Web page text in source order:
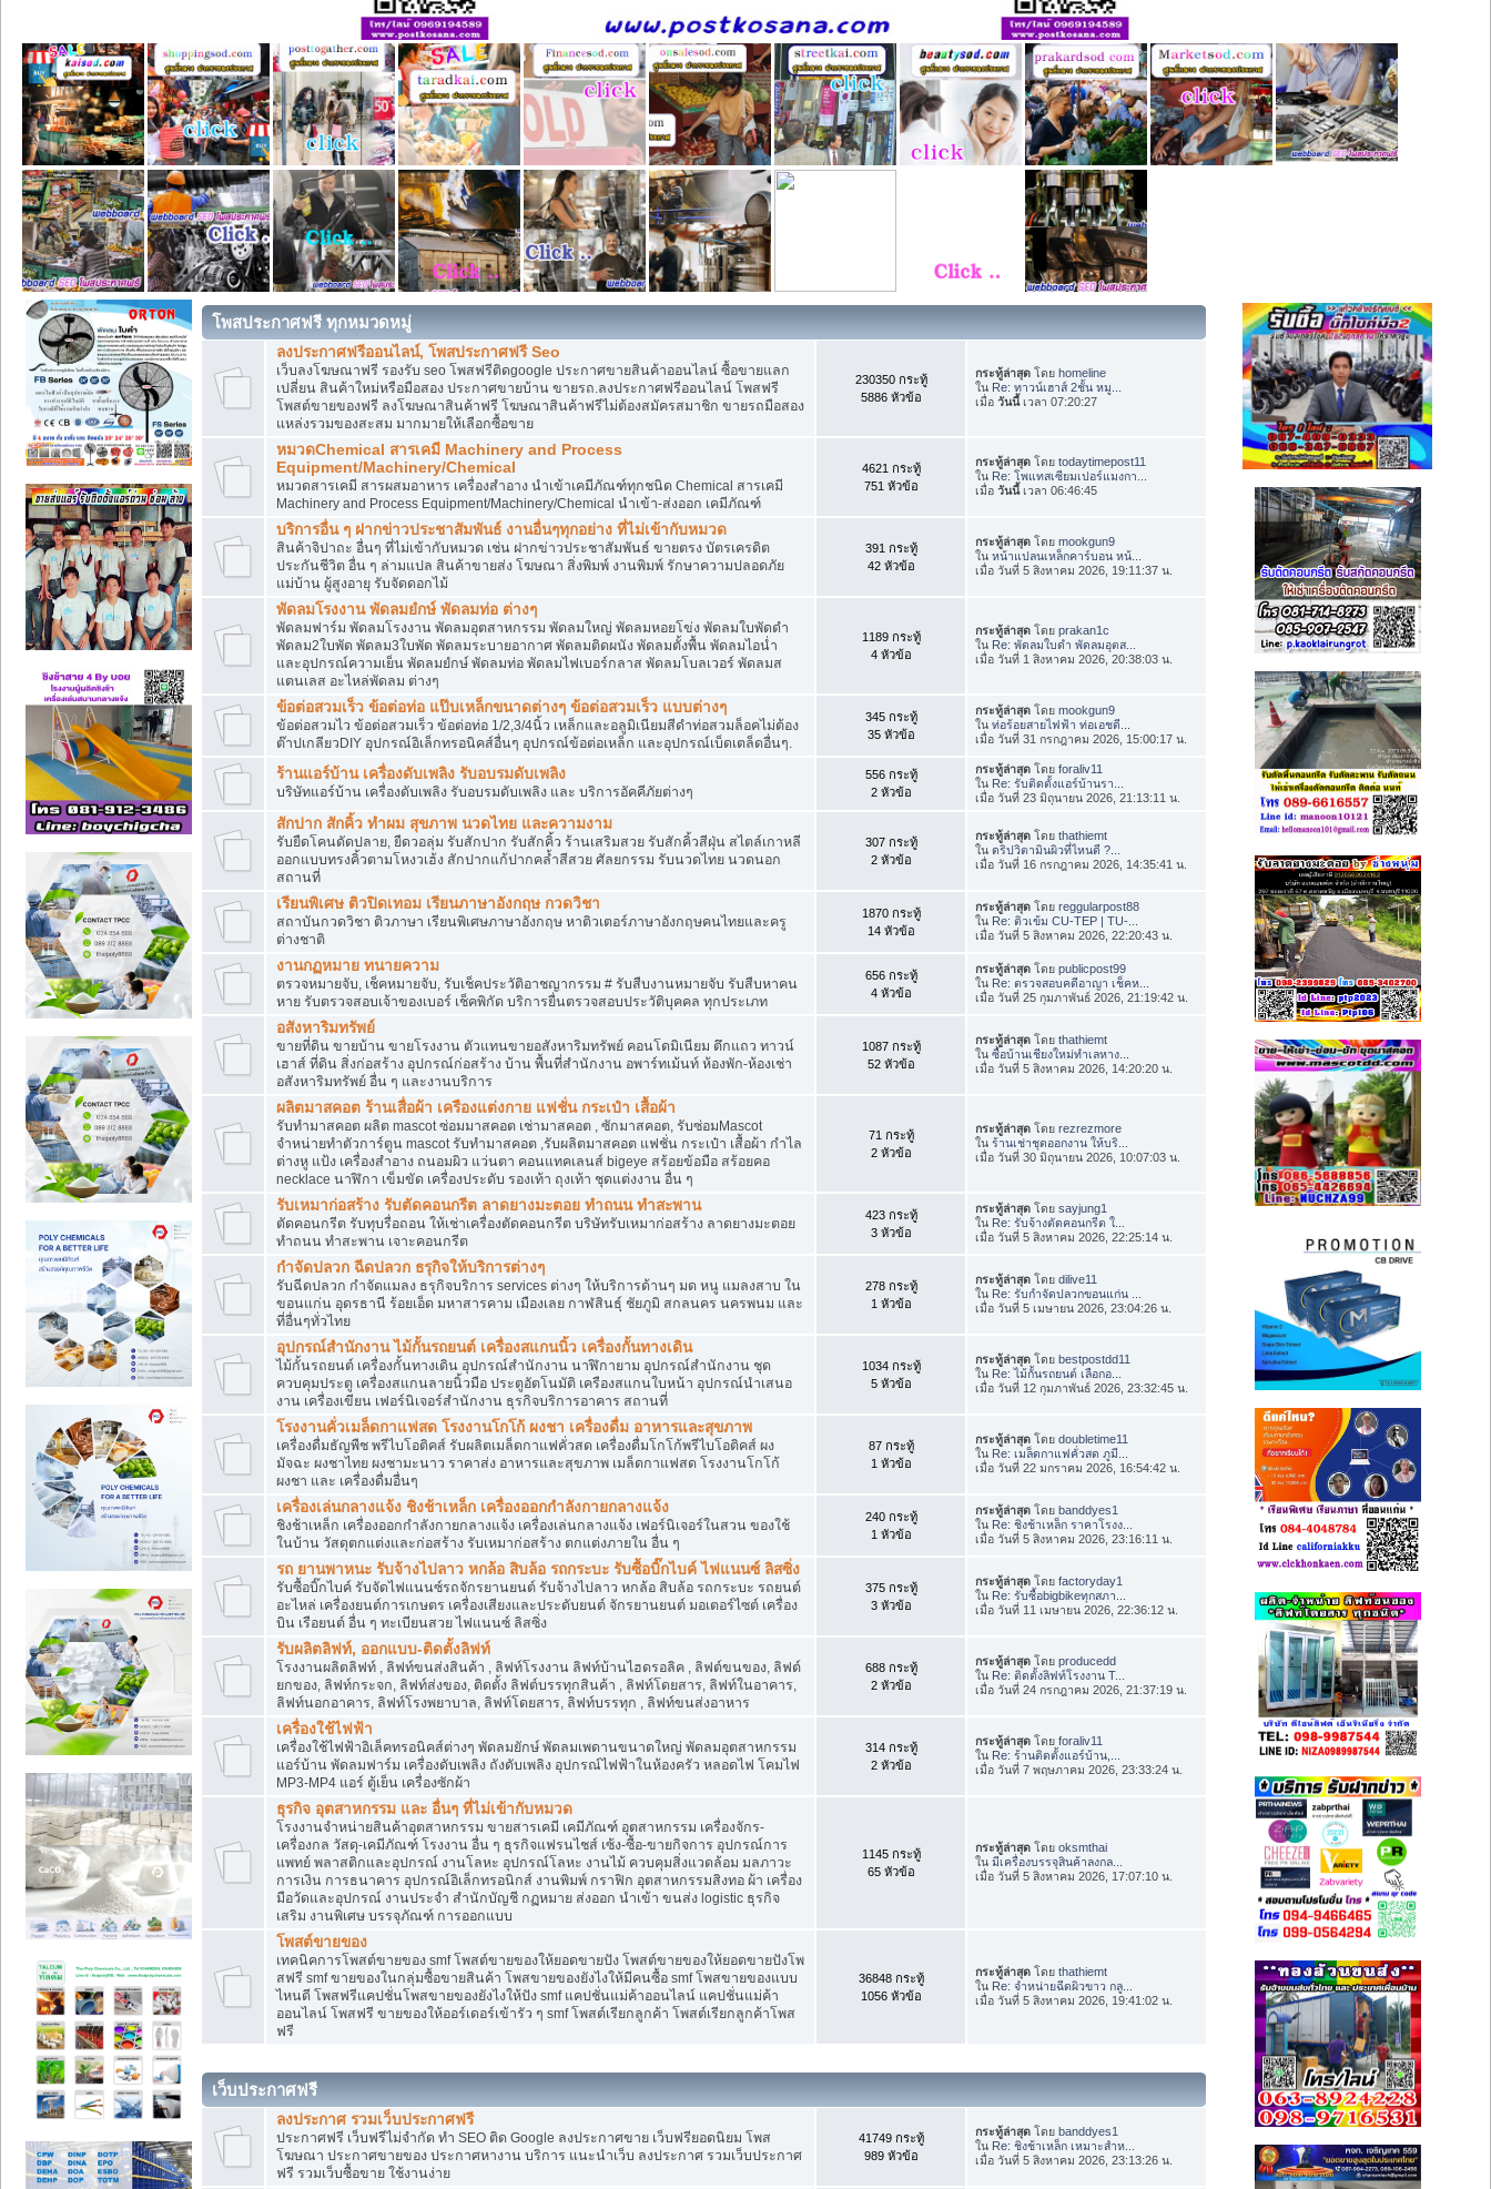
โพสประกาศฟรี ทุกหมวดหมู่
ลงประกาศฟรีออนไลน์, โพสประกาศฟรี Seo
เว็บลงโฆษณาฟรี รองรับ seo โพสฟรีติดgoogle ประกาศขายสินค้าออนไลน์ ซื้อขายแลก
เปลี่ยน สินค้าใหม่หรือมือสอง ประกาศขายบ้าน ขายรถ.ลงประกาศฟรีออนไลน์ โพสฟรี
โพสต์ขายของฟรี ลงโฆษณาสินค้าฟรี โฆษณาสินค้าฟรีไม่ต้องสมัครสมาชิก ขายรถมือสอง
แหล่งรวมของสะสม มากมายให้เลือกซื้อขาย
230350 กระทู้
5886 หัวข้อ
กระทู้ล่าสุด โดยhomeline
ใน Re: ทาวน์เฮาส์ 2ชั้น หมู...
เมื่อวันนี้เวลา 07:20:27
หมวดChemical สารเคมี Machinery and Process
Equipment/Machinery/Chemical
หมวดสารเคมี สารผสมอาหาร เครื่องสำอาง นำเข้าเคมีภัณฑ์ทุกชนิด Chemical สารเคมี
Machinery and Process Equipment/Machinery/Chemical นำเข้า-ส่งออก เคมีภัณฑ์
4621 กระทู้
751 หัวข้อ
กระทู้ล่าสุด โดยtodaytimepost11
ใน Re: โพแทสเซียมเปอร์แมงกา...
เมื่อวันนี้เวลา 06:46:45
บริการอื่น ๆ ฝากข่าวประชาสัมพันธ์ งานอื่นๆทุกอย่าง ที่ไม่เข้ากับหมวด
สินค้าจิปาถะ อื่นๆ ที่ไม่เข้ากับหมวด เช่น ฝากข่าวประชาสัมพันธ์ ขายตรง บัตรเครดิต
ประกันชีวิต อื่น ๆ ล่ามแปล สินค้าขายส่ง โฆษณา สิ่งพิมพ์ งานพิมพ์ รักษาความปลอดภัย
แม่บ้าน ผู้สูงอายุ รับจัดดอกไม้
391 กระทู้
42 หัวข้อ
กระทู้ล่าสุด โดยmookgun9
ในหน้าแปลนเหล็กคาร์บอน หน้...
เมื่อ วันที่ 5 สิงหาคม 2026, 19:11:37 น.
พัดลมโรงงาน พัดลมยํกษ์ พัดลมท่อ ต่างๆ
พัดลมฟาร์ม พัดลมโรงงาน พัดลมอุตสาหกรรม พัดลมใหญ่ พัดลมหอยโข่ง พัดลมใบพัดดำ
พัดลม2ใบพัด พัดลม3ใบพัด พัดลมระบายอากาศ พัดลมติดผนัง พัดลมตั้งพื้น พัดลมไอน่ำ
และอุปกรณ์ความเย็น พัดลมยํกษ์ พัดลมท่อ พัดลมไฟเบอร์กลาส พัดลมโบลเวอร์ พัดลมส
แตนเลส อะไหล่พัดลม ต่างๆ
1189 กระทู้
4 หัวข้อ
กระทู้ล่าสุด โดยprakan1c
ใน Re: พัดลมใบดำ พัดลมอุตส...
เมื่อ วันที่ 1 สิงหาคม 2026, 20:38:03 น.
ข้อต่อสวมเร็ว ข้อต่อท่อ แป๊บเหล็กขนาดต่างๆ ข้อต่อสวมเร็ว แบบต่างๆ
ข้อต่อสวมไว ข้อต่อสวมเร็ว ข้อต่อท่อ 1/2,3/4นิ้ว เหล็กและอลูมิเนียมสีดำท่อสวมล็อคไม่ต้อง
ต๊าปเกลียวDIY อุปกรณ์อิเล็กทรอนิคส์อื่นๆ อุปกรณ์ข้อต่อเหล็ก และอุปกรณ์เบ็ดเตล็ดอื่นๆ.
345 กระทู้
35 หัวข้อ
กระทู้ล่าสุด โดยmookgun9
ในท่อร้อยสายไฟฟ้า ท่อเอชดี...
เมื่อ วันที่ 31 กรกฎาคม 2026, 15:00:17 น.
ร้านแอร์บ้าน เครื่องดับเพลิง รับอบรมดับเพลิง
บริษัทแอร์บ้าน เครื่องดับเพลิง รับอบรมดับเพลิง และ บริการอัคคีภัยต่างๆ
556 กระทู้
2 หัวข้อ
กระทู้ล่าสุด โดยforaliv11
ใน Re: รับติดตั้งแอร์บ้านรา...
เมื่อ วันที่ 23 มิถุนายน 2026, 21:13:11 น.
สักปาก สักคิ้ว ทำผม สุขภาพ นวดไทย และความงาม
รับยืดโคนดัดปลาย, ยืดวอลุ่ม รับสักปาก รับสักคิ้ว ร้านเสริมสวย รับสักคิ้วสีฝุ่น สไตล์เกาหลี
ออกแบบทรงคิ้วตามโหงวเฮ้ง สักปากแก้ปากคล้ำสีสวย ศัลยกรรม รับนวดไทย นวดนอก
สถานที่
307 กระทู้
2 หัวข้อ
กระทู้ล่าสุด โดยthathiemt
ในดริปวิตามินผิวที่ไหนดี ?...
เมื่อ วันที่ 16 กรกฎาคม 2026, 14:35:41 น.
เรียนพิเศษ ติวปิดเทอม เรียนภาษาอังกฤษ กวดวิชา
สถาบันกวดวิชา ติวภาษา เรียนพิเศษภาษาอังกฤษ หาติวเตอร์ภาษาอังกฤษคนไทยและครู
ต่างชาติ
1870 กระทู้
14 หัวข้อ
กระทู้ล่าสุด โดยreggularpost88
ใน Re: ติวเข้ม CU-TEP | TU-...
เมื่อ วันที่ 5 สิงหาคม 2026, 22:20:43 น.
งานกฏหมาย ทนายความ
ตรวจหมายจับ, เช็คหมายจับ, รับเช็คประวัติอาชญากรรม # รับสืบงานหมายจับ รับสืบหาคน
หาย รับตรวจสอบเจ้าของเบอร์ เช็คพิกัด บริการยื่นตรวจสอบประวัติบุคคล ทุกประเภท
656 กระทู้
4 หัวข้อ
กระทู้ล่าสุด โดยpublicpost99
ใน Re: ตรวจสอบคดีอาญา เช็คห...
เมื่อ วันที่ 25 กุมภาพันธ์ 2026, 21:19:42 น.
อสังหาริมทรัพย์
ขายที่ดิน ขายบ้าน ขายโรงงาน ตัวแทนขายอสังหาริมทรัพย์ คอนโดมิเนียม ตึกแถว ทาวน์
เฮาส์ ที่ดิน สิ่งก่อสร้าง อุปกรณ์ก่อสร้าง บ้าน พื้นที่สำนักงาน อพาร์ทเม้นท์ ห้องพัก-ห้องเช่า
อสังหาริมทรัพย์ อื่น ๆ และงานบริการ
1087 กระทู้
52 หัวข้อ
กระทู้ล่าสุด โดยthathiemt
ในซื้อบ้านเชียงใหม่ทำเลหาง...
เมื่อ วันที่ 5 สิงหาคม 2026, 14:20:20 น.
ผลิตมาสคอต ร้านเสื่อผ้า เครืองแต่งกาย แฟชั่น กระเป๋า เสื้อผ้า
รับทำมาสคอต ผลิต mascot ซ่อมมาสคอต เช่ามาสคอต , ซักมาสคอต, รับซ่อมMascot
จำหน่ายทำตัวการ์ตูน mascot รับทำมาสคอต ,รับผลิตมาสคอต แฟชั่น กระเป๋า เสื้อผ้า กำไล
ต่างหู แป้ง เครื่องสำอาง ถนอมผิว แว่นตา คอนแทคเลนส์ bigeye สร้อยข้อมือ สร้อยคอ
necklace นาฬิกา เข็มขัด เครื่องประดับ รองเท้า ถุงเท้า ชุดแต่งงาน อื่น ๆ
71 กระทู้
2 หัวข้อ
กระทู้ล่าสุด โดยrezrezmore
ในร้านเช่าชุดออกงาน ให้บริ...
เมื่อ วันที่ 30 มิถุนายน 2026, 10:07:03 น.
รับเหมาก่อสร้าง รับตัดคอนกรีต ลาดยางมะตอย ทำถนน ทำสะพาน
ตัดคอนกรีต รับทุบรื่อถอน ให้เช่าเครื่องตัดคอนกรีต บริษัทรับเหมาก่อสร้าง ลาดยางมะตอย
ทำถนน ทำสะพาน เจาะคอนกรีต
423 กระทู้
3 หัวข้อ
กระทู้ล่าสุด โดยsayjung1
ใน Re: รับจ้างตัดคอนกรีต ใ...
เมื่อ วันที่ 5 สิงหาคม 2026, 22:25:14 น.
กำจัดปลวก ฉีดปลวก ธรุกิจให้บริการต่างๆ
รับฉีดปลวก กำจัดแมลง ธรุกิจบริการ services ต่างๆ ให้บริการด้านๆ มด หนู แมลงสาบ ใน
ขอนแก่น อุดรธานี ร้อยเอ็ด มหาสารคาม เมืองเลย กาฬสินธุ์ ชัยภูมิ สกลนคร นครพนม และ
ที่อื่นๆทั่วไทย
278 กระทู้
1 หัวข้อ
กระทู้ล่าสุด โดยdilive11
ใน Re: รับกำจัดปลวกขอนแก่น ...
เมื่อ วันที่ 5 เมษายน 2026, 23:04:26 น.
อุปกรณ์สำนักงาน ไม้กั้นรถยนต์ เครื่องสแกนนิ้ว เครื่องกั้นทางเดิน
ไม้กั้นรถยนต์ เครื่องกั้นทางเดิน อุปกรณ์สำนักงาน นาฬิกายาม อุปกรณ์สำนักงาน ชุด
ควบคุมประตู เครื่องสแกนลายนิ้วมือ ประตูอัตโนมัติ เครืองสแกนใบหน้า อุปกรณ์นำเสนอ
งาน เครื่องเขียน เฟอร์นิเจอร์สำนักงาน ธุรกิจบริการอาคาร สถานที่
1034 กระทู้
5 หัวข้อ
กระทู้ล่าสุด โดยbestpostdd11
ใน Re: ไม้กั้นรถยนต์ เลือกอ...
เมื่อ วันที่ 12 กุมภาพันธ์ 2026, 23:32:45 น.
โรงงานคั่วเมล็ดกาแฟสด โรงงานโกโก้ ผงชา เครื่องดื่ม อาหารและสุขภาพ
เครื่องดื่มธัญพืช พรีไบโอติคส์ รับผลิตเมล็ดกาแฟคั่วสด เครื่องดื่มโกโก้พรีไบโอติคส์ ผง
มัจฉะ ผงชาไทย ผงชามะนาว ราคาส่ง อาหารและสุขภาพ เมล็ดกาแฟสด โรงงานโกโก้
ผงชา และ เครื่องดื่มอื่นๆ
87 กระทู้
1 หัวข้อ
กระทู้ล่าสุด โดยdoubletime11
ใน Re: เมล็ดกาแฟคั่วสด ภูมี...
เมื่อ วันที่ 22 มกราคม 2026, 16:54:42 น.
เครื่องเล่นกลางแจ้ง ชิงช้าเหล็ก เครื่องออกกำลังกายกลางแจ้ง
ชิงช้าเหล็ก เครื่องออกกำลังกายกลางแจ้ง เครื่องเล่นกลางแจ้ง เฟอร์นิเจอร์ในสวน ของใช้
ในบ้าน วัสดุตกแต่งและก่อสร้าง รับเหมาก่อสร้าง ตกแต่งภายใน อื่น ๆ
240 กระทู้
1 หัวข้อ
กระทู้ล่าสุด โดยbanddyes1
ใน Re: ชิงช้าเหล็ก ราคาโรงง...
เมื่อ วันที่ 5 สิงหาคม 2026, 23:16:11 น.
รถ ยานพาหนะ รับจ้างไปลาว หกล้อ สิบล้อ รถกระบะ รับซื้อบิ๊กไบค์ ไฟแนนซ์ ลิสซิ่ง
รับซื้อบิ๊กไบค์ รับจัดไฟแนนซ์รถจักรยานยนต์ รับจ้างไปลาว หกล้อ สิบล้อ รถกระบะ รถยนต์
อะไหล่ เครื่องยนต์การเกษตร เครื่องเสียงและประดับยนต์ จักรยานยนต์ มอเตอร์ไซต์ เครื่อง
บิน เรือยนต์ อื่น ๆ ทะเบียนสวย ไฟแนนซ์ ลิสซิ่ง
375 กระทู้
3 หัวข้อ
กระทู้ล่าสุด โดยfactoryday1
ใน Re: รับซื้อbigbikeทุกสภา...
เมื่อ วันที่ 11 เมษายน 2026, 22:36:12 น.
รับผลิตลิฟท์, ออกแบบ-ติดตั้งลิฟท์
โรงงานผลิตลิฟท์ , ลิฟท์ขนส่งสินค้า , ลิฟท์โรงงาน ลิฟท์บ้านไฮดรอลิค , ลิฟต์ขนของ, ลิฟต์
ยกของ, ลิฟท์กระจก, ลิฟท์ส่งของ, ติดตั้ง ลิฟต์บรรทุกสินค้า , ลิฟท์โดยสาร, ลิฟท์ในอาคาร,
ลิฟท์นอกอาคาร, ลิฟท์โรงพยาบาล, ลิฟท์โดยสาร, ลิฟท์บรรทุก , ลิฟท์ขนส่งอาหาร
688 กระทู้
2 หัวข้อ
กระทู้ล่าสุด โดยproducedd
ใน Re: ติดตั้งลิฟท์โรงงาน T...
เมื่อ วันที่ 24 กรกฎาคม 2026, 21:37:19 น.
เครื่องใช้ไฟฟ้า
เครื่องใช้ไฟฟ้าอิเล็คทรอนิคส์ต่างๆ พัดลมยักษ์ พัดลมเพดานขนาดใหญ่ พัดลมอุตสาหกรรม
แอร์บ้าน พัดลมฟาร์ม เครื่องดับเพลิง ถังดับเพลิง อุปกรณ์ไฟฟ้าในห้องครัว หลอดไฟ โคมไฟ
MP3-MP4 แอร์ ตู้เย็น เครื่องซักผ้า
314 กระทู้
2 หัวข้อ
กระทู้ล่าสุด โดยforaliv11
ใน Re: ร้านติดตั้งแอร์บ้าน,...
เมื่อ วันที่ 7 พฤษภาคม 2026, 23:33:24 น.
ธุรกิจ อุตสาหกรรม และ อื่นๆ ที่ไม่เข้ากับหมวด
โรงงานจำหน่ายสินค้าอุตสาหกรรม ขายสารเคมี เคมีภัณฑ์ อุตสาหกรรม เครื่องจักร-
เครื่องกล วัสดุ-เคมีภัณฑ์ โรงงาน อื่น ๆ ธุรกิจแฟรนไชส์ เซ้ง-ซื้อ-ขายกิจการ อุปกรณ์การ
แพทย์ พลาสติกและอุปกรณ์ งานโลหะ อุปกรณ์โลหะ งานไม้ ควบคุมสิ่งแวดล้อม มลภาวะ
การเงิน การธนาคาร อุปกรณ์อิเล็กทรอนิกส์ งานพิมพ์ กราฟิก อุตสาหกรรมสิงทอ ผ้า เครื่อง
มือวัดและอุปกรณ์ งานประจำ สำนักบัญชี กฏหมาย ส่งออก นำเข้า ขนส่ง logistic ธุรกิจ
เสริม งานพิเศษ บรรจุภัณฑ์ การออกแบบ
1145 กระทู้
65 หัวข้อ
กระทู้ล่าสุด โดยoksmthai
ในมีเครื่องบรรจุสินค้าลงกล...
เมื่อ วันที่ 5 สิงหาคม 2026, 17:07:10 น.
โพสต์ขายของ
เทคนิคการโพสต์ขายของ smf โพสต์ขายของให้ยอดขายปัง โพสต์ขายของให้ยอดขายปังโพ
สฟรี smf ขายของในกลุ่มซื้อขายสินค้า โพสขายของยังไงให้มีคนซื้อ smf โพสขายของแบบ
ไหนดี โพสฟรีแคปชั่นโพสขายของยังไงให้ปัง smf แคปชั่นแม่ค้าออนไลน์ แคปชั่นแม่ค้า
ออนไลน์ โพสฟรี ขายของให้ออร์เดอร์เข้ารัว ๆ smf โพสต์เรียกลูกค้า โพสต์เรียกลูกค้าโพส
ฟรี
36848 กระทู้
1056 หัวข้อ
กระทู้ล่าสุด โดยthathiemt
ใน Re: จำหน่ายฉีดผิวขาว กลู...
เมื่อ วันที่ 5 สิงหาคม 2026, 19:41:02 น.
เว็บประกาศฟรี
ลงประกาศ รวมเว็บประกาศฟรี
ประกาศฟรี เว็บฟรีไม่จำกัด ทำ SEO ติด Google ลงประกาศขาย เว็บฟรียอดนิยม โพส
โฆษณา ประกาศขายของ ประกาศหางาน บริการ แนะนำเว็บ ลงประกาศ รวมเว็บประกาศ
ฟรี รวมเว็บซื้อขาย ใช้งานง่าย
41749 กระทู้
989 หัวข้อ
กระทู้ล่าสุด โดยbanddyes1
ใน Re: ชิงช้าเหล็ก เหมาะสำห...
เมื่อ วันที่ 5 สิงหาคม 2026, 23:13:26 น.